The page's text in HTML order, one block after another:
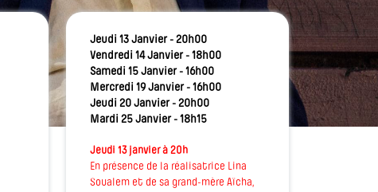
Jeudi 13 Janvier - 20h00
Vendredi 14 Janvier - 18h00
Samedi 15 Janvier - 16h00
Mercredi 19 Janvier - 16h00
Jeudi 20 Janvier - 20h00
Mardi 25 Janvier - 18h15
Jeudi 13 janvier à 20h
En présence de la réalisatrice Lina
Soualem et de sa grand-mère Aïcha,